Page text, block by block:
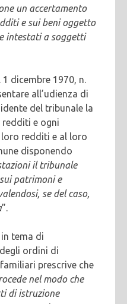
un accertamento
e sui beni oggetto
intestati a soggetti
dicembre 1970, n.
all’udienza di
del tribunale la
redditi e ogni
redditi e al loro
disponendo
il tribunale
patrimoni e
se del caso,
”.
tema di
ordini di
prescrive che
nel modo che
di istruzione